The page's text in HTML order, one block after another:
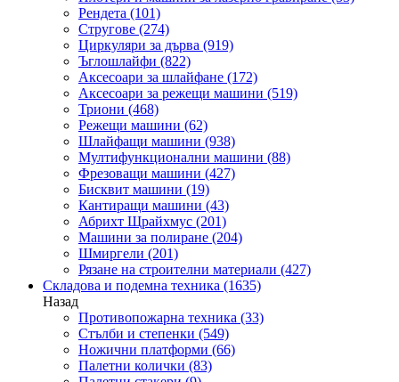
Рендета (101)
Стругове (274)
Циркуляри за дърва (919)
Ъглошлайфи (822)
Аксесоари за шлайфане (172)
Аксесоари за режещи машини (519)
Триони (468)
Режещи машини (62)
Шлайфащи машини (938)
Мултифункционални машини (88)
Фрезоващи машини (427)
Бисквит машини (19)
Кантиращи машини (43)
Абрихт Щрайхмус (201)
Машини за полиране (204)
Шмиргели (201)
Рязане на строителни материали (427)
Складова и подемна техника (1635)
Назад
Противопожарна техника (33)
Стълби и степенки (549)
Ножични платформи (66)
Палетни колички (83)